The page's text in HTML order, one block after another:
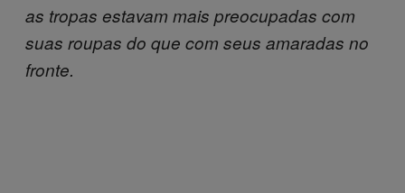
as tropas estavam mais preocupadas com
suas roupas do que com seus amaradas no
fronte.